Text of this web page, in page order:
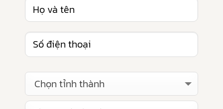
Chọn tỉnh thành